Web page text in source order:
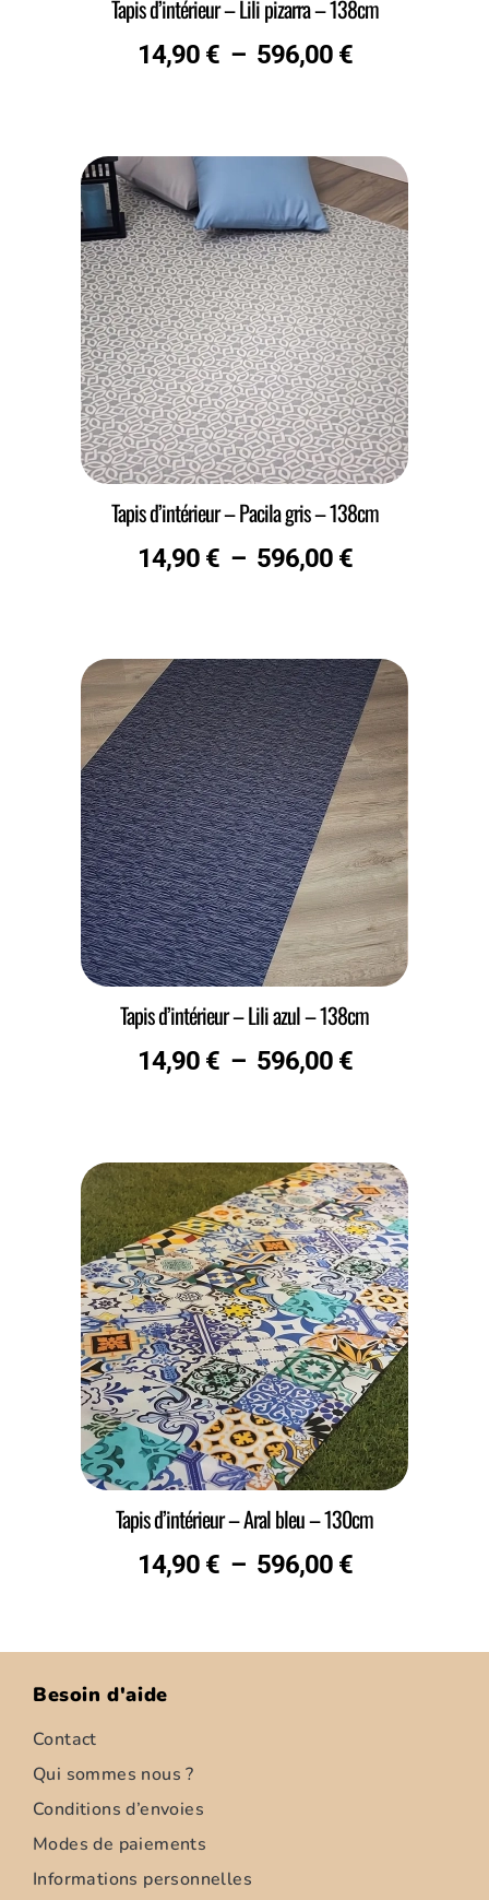
Tapis d’intérieur – Lili pizarra – 138cm
14,90 € – 596,00 €
Tapis d’intérieur – Pacila gris – 138cm
14,90 € – 596,00 €
Tapis d’intérieur – Lili azul – 138cm
14,90 € – 596,00 €
Tapis d’intérieur – Aral bleu – 130cm
14,90 € – 596,00 €
Besoin d'aide
Contact
Qui sommes nous ?
Conditions d’envoies
Modes de paiements
Informations personnelles